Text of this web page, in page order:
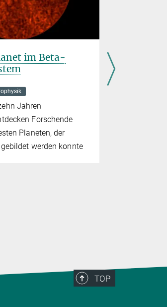
im Beta-
Jahren
Forschende
Planeten, der
werden konnte
TOP